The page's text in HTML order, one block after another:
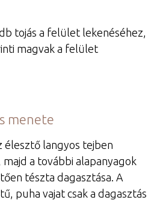
tojás a felület lekenéséhez,
magvak a felület
menete
élesztő langyos tejben
a további alapanyagok
tészta dagasztása. A
puha vajat csak a dagasztás